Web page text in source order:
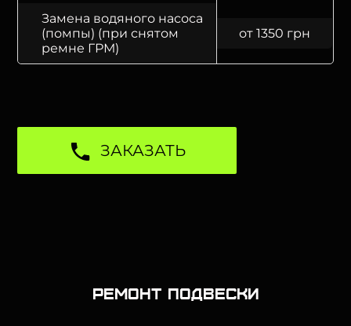
Замена водяного насоса
(помпы) (при снятом
ремне ГРМ)
от 1350 грн
ЗАКАЗАТЬ
Ремонт подвески